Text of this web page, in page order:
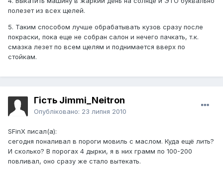
полезет из всех щелей.
5. Таким способом лучше обрабатывать кузов сразу после
покраски, пока еще не собран салон и нечего пачкать, т.к.
смазка лезет по всем щелям и поднимается вверх по
стойкам.
Гість Jimmi_Neitron
Опубліковано: 23 липня 2010
SFinX писал(а):
сегодня поналивал в пороги мовиль с маслом. Куда ещё лить?
И сколько? В порогах 4 дырки, я в них грамм по 100-200
повливал, оно сразу же стало вытекать.